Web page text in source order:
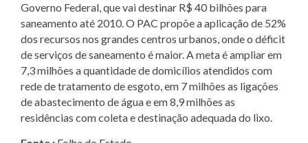
Governo Federal, que vai destinar R$ 40 bilhões para
saneamento até 2010. O PAC propõe a aplicação de 52%
dos recursos nos grandes centros urbanos, onde o déficit
de serviços de saneamento é maior. A meta é ampliar em
7,3 milhões a quantidade de domicílios atendidos com
rede de tratamento de esgoto, em 7 milhões as ligações
de abastecimento de água e em 8,9 milhões as
residências com coleta e destinação adequada do lixo.